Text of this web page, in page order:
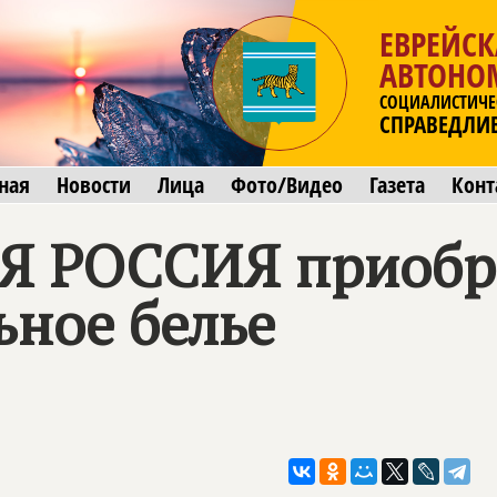
Новости Лица Фото/Видео Газета
РОССИЯ
белье